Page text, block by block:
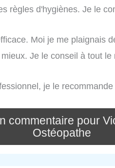
règles d'hygiènes. Je le
Moi je me plaignais
Je le conseil à tout le
je le
commentaire pour
Ostéopathe